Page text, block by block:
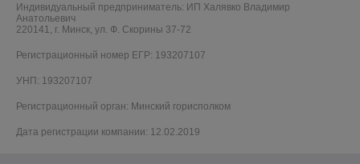
Индивидуальный предприниматель: ИП Халявко Владимир
Анатольевич
220141, г. Минск, ул. Ф. Скорины 37-72
Регистрационный номер ЕГР: 193207107
УНП: 193207107
Регистрационный орган: Минский горисполком
Дата регистрации компании: 12.02.2019